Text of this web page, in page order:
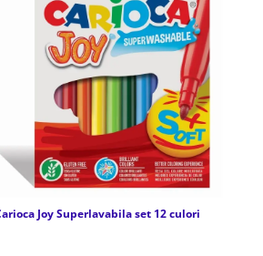
Joy Superlavabila set 12 culori